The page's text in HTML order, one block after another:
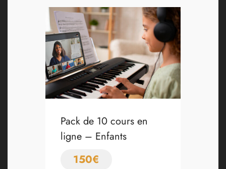
Pack de 10 cours en
ligne – Enfants
150€